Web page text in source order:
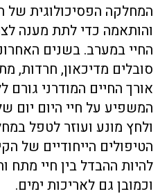
המחלקה הפסיכולוגית של
והותאמה כדי לתת מענה
החיי במערב. בשנים
סובלים מדיכאון, חרדות,
אורך החיים המודרני
המשפיע על חיי היום יום
ולחץ מונע ועוזר לטפל
הטיפולים הייחודיים של
להיות ההבדל בין חיי מתח
וכמובן גם לאריכות ימים.